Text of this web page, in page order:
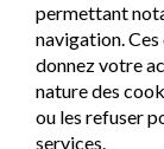
permettant
navigation. Ces
donnez votre
nature des
ou les refuser
services.